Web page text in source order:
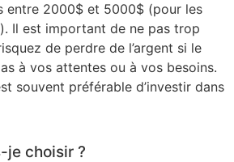
entre 2000$ et 5000$ (pour les
Il est important de ne pas trop
de perdre de l’argent si le
à vos attentes ou à vos besoins.
souvent préférable d’investir dans
je choisir ?